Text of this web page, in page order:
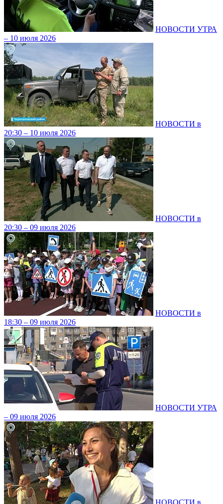
НОВОСТИ УТРА
– 10 июля 2026
НОВОСТИ в
20:30 – 10 июля 2026
НОВОСТИ в
20:30 – 09 июля 2026
НОВОСТИ в
18:30 – 09 июля 2026
НОВОСТИ УТРА
– 09 июля 2026
НОВОСТИ в